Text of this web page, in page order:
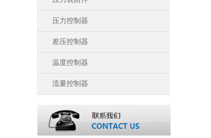
压力控制器
差压控制器
温度控制器
流量控制器